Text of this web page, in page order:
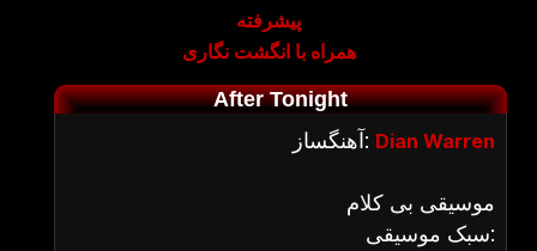
پیشرفته
همراه با انگشت نگاری
After Tonight
آهنگساز: Dian Warren
موسیقی بی کلام
سبک موسیقی: